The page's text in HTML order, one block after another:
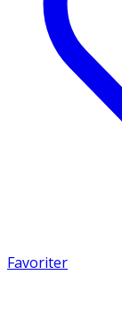
Favoriter